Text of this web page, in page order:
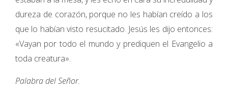
dureza de corazón, porque no les habían creído a los
que lo habían visto resucitado. Jesús les dijo entonces:
«Vayan por todo el mundo y prediquen el Evangelio a
toda creatura».
Palabra del Señor.